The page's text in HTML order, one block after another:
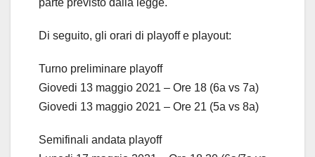
parte previsto dalla legge.
Di seguito, gli orari di playoff e playout:
Turno preliminare playoff
Giovedi 13 maggio 2021 – Ore 18 (6a vs 7a)
Giovedi 13 maggio 2021 – Ore 21 (5a vs 8a)
Semifinali andata playoff